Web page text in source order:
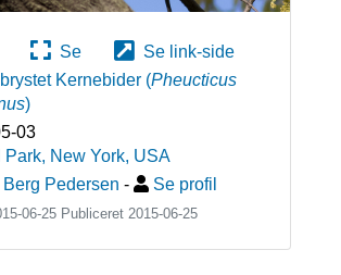
Se
Se link-side
Kernebider (Pheucticus
)
03
Park, New York, USA
Pedersen - Se profil
06-25 Publiceret 2015-06-25